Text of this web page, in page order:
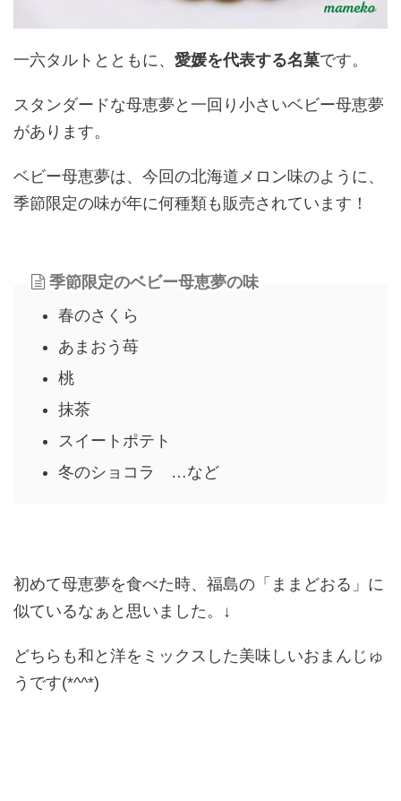
一六タルトとともに、 愛媛を代表する名菓です。
スタンダードな母恵夢と一回り小さいベビー母恵夢
があります。
ベビー母恵夢は、今回の北海道メロン味のように、
季節限定の味が年に何種類も販売されています！
季節限定のベビー母恵夢の味
春のさくら
あまおう苺
桃
抹茶
スイートポテト
冬のショコラ …など
初めて母恵夢を食べた時、福島の「ままどおる」に
似ているなぁと思いました。↓
どちらも和と洋をミックスした美味しいおまんじゅ
うです(*^^*)